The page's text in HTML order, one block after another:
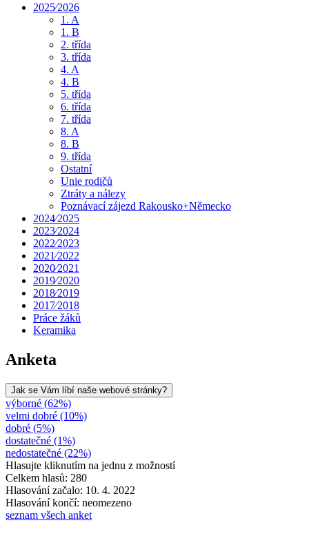
2025⁄2026
1. A
1. B
2. třída
3. třída
4. A
4. B
5. třída
6. třída
7. třída
8. A
8. B
9. třída
Ostatní
Unie rodičů
Ztráty a nálezy
Poznávací zájezd Rakousko+Německo
2024⁄2025
2023⁄2024
2022⁄2023
2021⁄2022
2020⁄2021
2019⁄2020
2018⁄2019
2017⁄2018
Práce žáků
Keramika
Anketa
Jak se Vám líbí naše webové stránky?
výborné (62%)
velmi dobré (10%)
dobré (5%)
dostatečné (1%)
nedostatečné (22%)
Hlasujte kliknutím na jednu z možností
Celkem hlasů: 280
Hlasování začalo: 10. 4. 2022
Hlasování končí: neomezeno
seznam všech anket